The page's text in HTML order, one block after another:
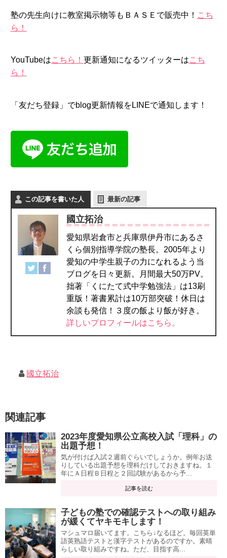
塾の先生向けに教室掲示物等もＢＡＳＥで販売中！ こち
ら！
YouTubeはこちら！ 更新通知になるツイッターはこち
ら！
「友だち登録」でblog更新情報をLINEで通知します！
この記事を書いた人 最新の記事
國立拓治
愛知県岩倉市と兵庫県伊丹市にあるさ
くら個別指導学院の塾長。2005年より
愛知の中学生親子の力になれるよう当
ブログを日々更新。月間最大50万PV。
拙著「くにたて式中学勉強法」は13刷
重版！著書累計は10万部突破！休日は
余談も発信！３度の飯より飯が好き。
詳しいプロフィールはこちら。
國立拓治
関連記事
2023年度愛知県公立高校入試「理科」の
出題予想！
気が付けば入試２週前ぐらいでしょうか。例年お送
りしている出題予想を理科だけしておきますね。１
年にＡ日程Ｂ日程と２回試験があるから予...
記事を読む
子どもの塾での確認テストへの取り組み
が緩くてヤキモキします！
マシュマロ届いてます。こちら↓なるほど。毎回英単
語英熟語テストと漢字テストがあるのですか。素晴
らしい取り組みですね。ただ、目指す高...